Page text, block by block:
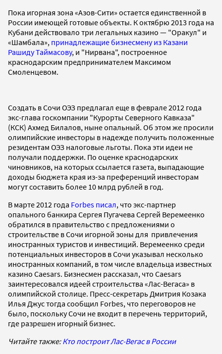
Пока игорная зона «Азов-Сити» остается единственной в
России имеющей готовые объекты. К октябрю 2013 года на
Кубани действовало три легальных казино — "Оракул" и
«Шамбала», принадлежащие бизнесмену из Казани
Рашиду Таймасову, и "Нирвана", построенное
краснодарским предпринимателем Максимом
Смоленцевом.
Создать в Сочи ОЭЗ предлагал еще в феврале 2012 года
экс-глава госкомпании "Курорты Северного Кавказа"
(КСК) Ахмед Билалов, ныне опальный. Об этом же просили
олимпийские инвесторы в надежде получить положенные
резидентам ОЭЗ налоговые льготы. Пока эти идеи не
получали поддержки. По оценке краснодарских
чиновников, на которых ссылается газета, выпадающие
доходы бюджета края из-за преференций инвесторам
могут составить более 10 млрд рублей в год.
В марте 2012 года Forbes писал, что экс-партнер
опального банкира Сергея Пугачева Сергей Веремеенко
обратился в правительство с предложениями о
строительстве в Сочи игорной зоны для привлечения
иностранных туристов и инвестиций. Веремеенко среди
потенциальных инвесторов в Сочи указывал несколько
иностранных компаний, в том числе владельца известных
казино Caesars. Бизнесмен рассказал, что Caesars
заинтересовался идеей строительства «Лас-Вегаса» в
олимпийской столице. Пресс-секретарь Дмитрия Козака
Илья Джус тогда сообщил Forbes, что переговоров не
было, поскольку Сочи не входит в перечень территорий,
где разрешен игорный бизнес.
Читайте также:Кто построит Лас-Вегас в России